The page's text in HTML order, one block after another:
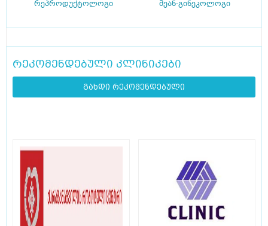
რეპროდუქტოლოგი მეან-გინეკოლოგი
რეკომენდებული კლინიკები
გახდი რეკომენდებული